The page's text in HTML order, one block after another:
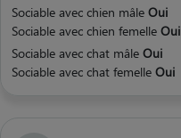
Sociable avec chien mâle Oui
Sociable avec chien femelle Oui
Sociable avec chat mâle Oui
Sociable avec chat femelle Oui